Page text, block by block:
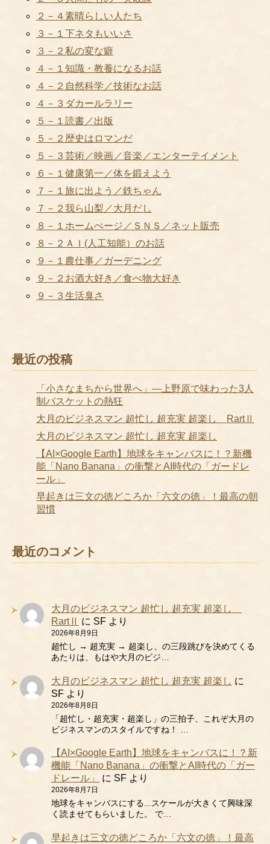
２－４素晴らしい人たち
３－１下ネタもいいさ
３－２私の変な癖
４－１知識・教養になるお話
４－２自然科学／技術なお話
４－３ダカールラリー
５－１読書／出版
５－２歴史はロマンだ
５－３芸術／映画／音楽／エンターテイメント
６－１健康第一／体を鍛えよう
７－１旅に出よう／鉄ちゃん
７－２我ら山梨／大月だし
８－１ホームぺージ／ＳＮＳ／ネット販売
８－２ＡＩ(人工知能）のお話
９－１農仕事／ガーデニング
９－２お酒大好き／食べ物大好き
９－３生活臭さ
最近の投稿
「小さなまちから世界へ」―上野原で味わった3人
制バスケットの熱狂
大月のビジネスマン 超忙し 超充実 超楽し RartⅡ
大月のビジネスマン 超忙し 超充実 超楽し
【AI×Google Earth】地球をキャンバスに！？新機
能「Nano Banana」の衝撃とAI時代の「ガードレ
ール」
早起きは三文の徳どころか「六文の徳」！最高の朝
習慣
最近のコメント
大月のビジネスマン 超忙し 超充実 超楽し
RartⅡ に SF より
2026年8月9日
超忙し → 超充実 → 超楽し、の三段跳びを決めてくる
あたりは、もはや大月のビジ…
大月のビジネスマン 超忙し 超充実 超楽し に
SF より
2026年8月8日
「超忙し・超充実・超楽し」の三拍子、これぞ大月の
ビジネスマンのスタイルですね！ …
【AI×Google Earth】地球をキャンバスに！？新
機能「Nano Banana」の衝撃とAI時代の「ガー
ドレール」
に SF より
2026年8月7日
地球をキャンバスにする...スケールが大きくて興味深
く読ませてもらいました。 で…
早起きは三文の徳どころか「六文の徳」！最高